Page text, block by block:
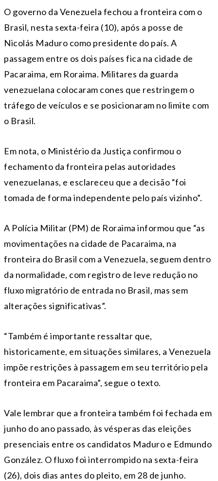
O governo da Venezuela fechou a fronteira com o
Brasil, nesta sexta-feira (10), após a posse de
Nicolás Maduro como presidente do país. A
passagem entre os dois países fica na cidade de
Pacaraima, em Roraima. Militares da guarda
venezuelana colocaram cones que restringem o
tráfego de veículos e se posicionaram no limite com
o Brasil.
Em nota, o Ministério da Justiça confirmou o
fechamento da fronteira pelas autoridades
venezuelanas, e esclareceu que a decisão “foi
tomada de forma independente pelo país vizinho”.
A Polícia Militar (PM) de Roraima informou que “as
movimentações na cidade de Pacaraima, na
fronteira do Brasil com a Venezuela, seguem dentro
da normalidade, com registro de leve redução no
fluxo migratório de entrada no Brasil, mas sem
alterações significativas”.
“Também é importante ressaltar que,
historicamente, em situações similares, a Venezuela
impõe restrições à passagem em seu território pela
fronteira em Pacaraima”, segue o texto.
Vale lembrar que a fronteira também foi fechada em
junho do ano passado, às vésperas das eleições
presenciais entre os candidatos Maduro e Edmundo
González. O fluxo foi interrompido na sexta-feira
(26), dois dias antes do pleito, em 28 de junho.